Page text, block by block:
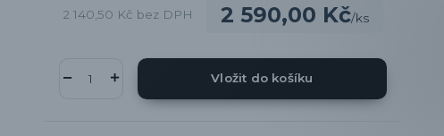
2 590,00 Kč/ks
2 140,50 Kč bez DPH
Vložit do košíku